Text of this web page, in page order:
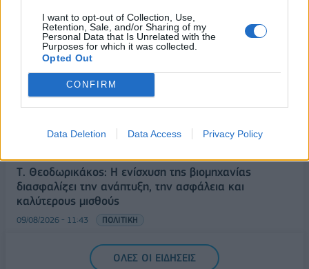
I want to opt-out of Collection, Use,
Retention, Sale, and/or Sharing of my
Personal Data that Is Unrelated with the
Purposes for which it was collected.
Opted Out
CONFIRM
Data Deletion Data Access Privacy Policy
Από τη Δυτική Αττική στη Νότια Γαλλία : Οι εμπειρίες
Ελλήνων και Γάλλων πυροσβεστών από τα πύρινα
μέτωπα
09/08/2026 - 12:08 ΚΟΣΜΟΣ
Δεύτερη πηγή εισοδήματος για τους επαγγελματίες
ψαράδες ο αλιευτικός τουρισμός
Τ. Θεοδωρικάκος: Η ενίσχυση της βιομηχανίας
διασφαλίζει την ανάπτυξη, την ασφάλεια και
καλύτερους μισθούς
09/08/2026 - 11:43 ΠΟΛΙΤΙΚΗ
Υπ. Μεταφορών: Οριστική λύση στο ζήτημα των
πινακίδων κυκλοφορίας - Τέλος στις χρονοβόρες
ΟΛΕΣ ΟΙ ΕΙΔΗΣΕΙΣ